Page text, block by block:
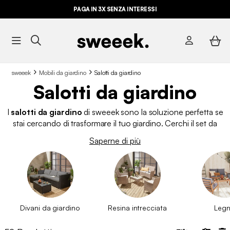
PAGA IN 3X SENZA INTERESSI
sweeek Mobili da giardino Salotti da giardino
Salotti da giardino
I salotti da giardino di sweeek sono la soluzione perfetta se
stai cercando di trasformare il tuo giardino. Cerchi il set da
un’oasi di relax? Scegli tra una vasta gamma di soluzioni
eleganti e resistenti, ideali per ogni tipo di ambiente. Questi
mobili da esternosono realizzati in diversi materiali progettati
per resistere all’esterno. Nel nostro catalogo puoi trovare
salotti da giardino in rattan, resina intrecciata, legno e
modernicomprende, inoltre,divani da esterno
disponibili in
Saperne di più
Divani da giardino Resina intrecciata